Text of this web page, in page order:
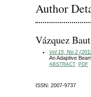
Author
Vázquez
Vol 15, No 2
An Adaptive
ABSTRACT PDF
ISSN: 2007-9737